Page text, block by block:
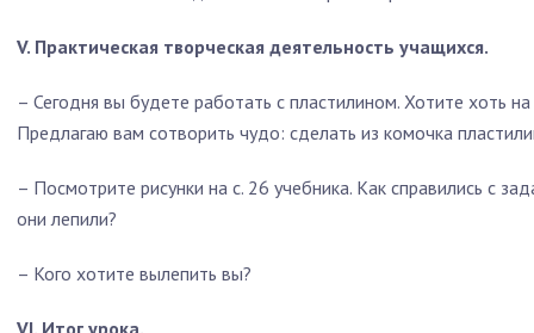
V. Практическая творческая деятельность учащихся.
– Сегодня вы будете работать с пластилином. Хотите хоть
Предлагаю вам сотворить чудо: сделать из комочка
– Посмотрите рисунки на с. 26 учебника. Как справились с
они лепили?
– Кого хотите вылепить вы?
VI. Итог урока.